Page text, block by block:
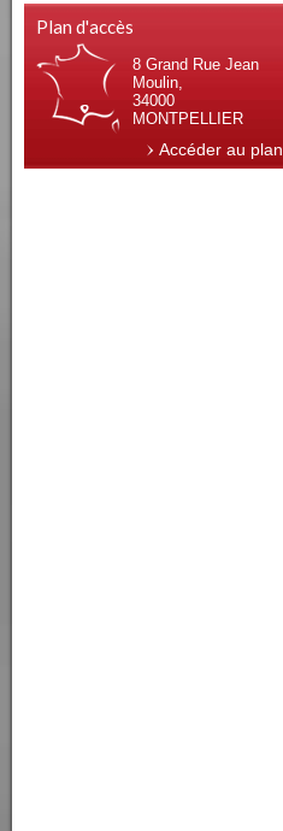
Plan d'accès
8 Grand Rue Jean
Moulin,
34000
MONTPELLIER
Accéder au plan